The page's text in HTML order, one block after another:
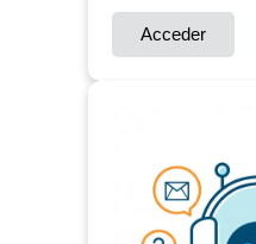
Acceder